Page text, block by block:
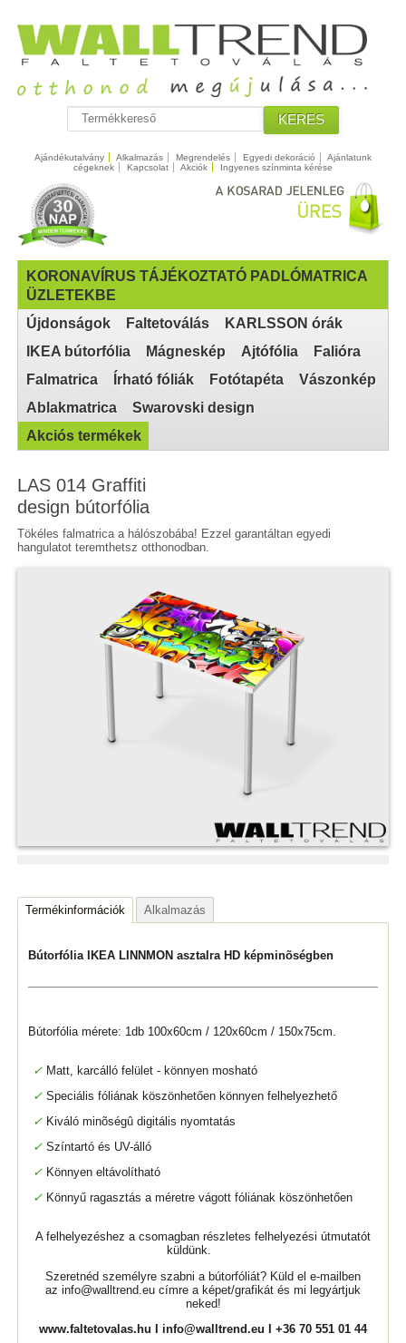
KERES
Ajándékutalvány Alkalmazás Megrendelés Egyedi dekoráció
Ajánlatunk
cégeknek
Kapcsolat Akciók Ingyenes színminta kérése
KORONAVÍRUS TÁJÉKOZTATÓ PADLÓMATRICA
ÜZLETEKBE
Újdonságok
Faltetoválás
KARLSSON órák
IKEA bútorfólia
Mágneskép Ajtófólia
Falióra
Falmatrica
Írható fóliák Fotótapéta
Vászonkép
Ablakmatrica
Swarovski design
Akciós termékek
LAS 014 Graffiti
design bútorfólia
Tökéles falmatrica a hálószobába! Ezzel garantáltan egyedi
hangulatot teremthetsz otthonodban.
Termékinformációk Alkalmazás
Bútorfólia IKEA LINNMON asztalra HD képminõségben
Bútorfólia mérete: 1db 100x60cm / 120x60cm / 150x75cm.
✓ Matt, karcálló felület - könnyen mosható
✓ Speciális fóliának köszönhetően könnyen felhelyezhető
✓ Kiváló minõségû digitális nyomtatás
✓ Színtartó és UV-álló
✓ Könnyen eltávolítható
✓ Könnyű ragasztás a méretre vágott fóliának köszönhetően
A felhelyezéshez a csomagban részletes felhelyezési útmutatót
küldünk.
Szeretnéd személyre szabni a bútorfóliát? Küld el e-mailben
az info@walltrend.eu címre a képet/grafikát és mi legyártjuk
neked!
www.faltetovalas.hu I info@walltrend.eu I +36 70 551 01 44